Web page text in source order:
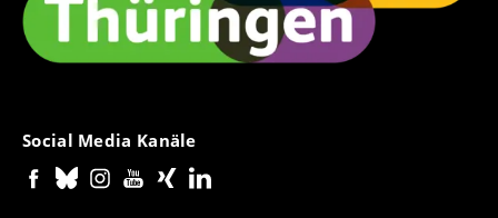
Social Media Kanäle